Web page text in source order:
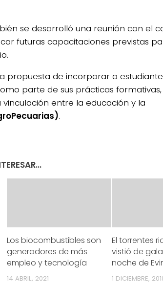
se desarrolló una reunión con el
futuras capacitaciones previstas
propuesta de incorporar a
parte de sus prácticas
entre la educación y la
.
Los biocombustibles son
generadores de más
empleo y tecnología
14 ABRIL, 2021
El torrentes
vistió de
noche de
1 DICIEMBRE,